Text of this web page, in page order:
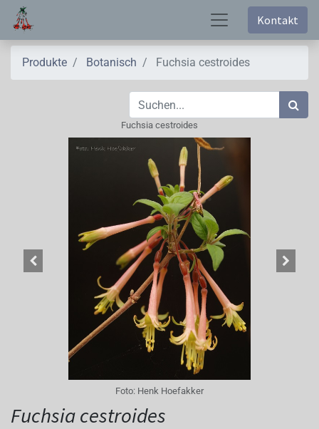
Kontakt
Produkte Botanisch Fuchsia cestroides
Fuchsia cestroides
Foto: Henk Hoefakker
Fuchsia cestroides